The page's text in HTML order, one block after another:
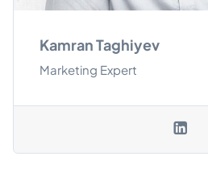
Kamran Taghiyev
Marketing Expert